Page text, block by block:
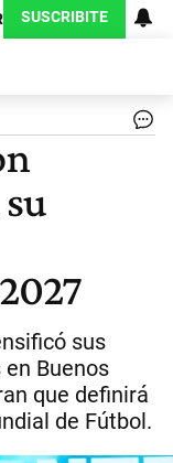
SUSCRIBITE
sus
Buenos
que definirá
de Fútbol.